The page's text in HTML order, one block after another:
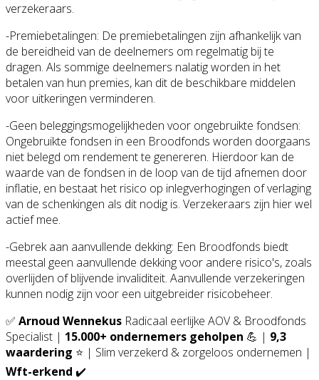
verzekeraars.
-Premiebetalingen: De premiebetalingen zijn afhankelijk van
de bereidheid van de deelnemers om regelmatig bij te
dragen. Als sommige deelnemers nalatig worden in het
betalen van hun premies, kan dit de beschikbare middelen
voor uitkeringen verminderen.
-Geen beleggingsmogelijkheden voor ongebruikte fondsen:
Ongebruikte fondsen in een Broodfonds worden doorgaans
niet belegd om rendement te genereren. Hierdoor kan de
waarde van de fondsen in de loop van de tijd afnemen door
inflatie, en bestaat het risico op inlegverhogingen of verlaging
van de schenkingen als dit nodig is. Verzekeraars zijn hier wel
actief mee.
-Gebrek aan aanvullende dekking: Een Broodfonds biedt
meestal geen aanvullende dekking voor andere risico's, zoals
overlijden of blijvende invaliditeit. Aanvullende verzekeringen
kunnen nodig zijn voor een uitgebreider risicobeheer.
✅ Arnoud Wennekus Radicaal eerlijke AOV & Broodfonds
Specialist | 15.000+ ondernemers geholpen 💪 | 9,3
waardering ⭐ | Slim verzekerd & zorgeloos ondernemen |
Wft-erkend ✔️